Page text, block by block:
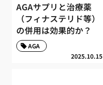
AGAサプリと治療薬
（フィナステリド等）
の併用は効果的か？
2025.10.15
AGA